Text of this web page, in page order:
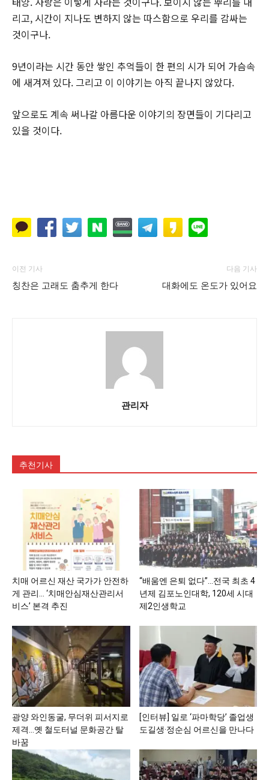
리고, 시간이 지나도 변하지 않는 따스함으로 우리를 감싸는
것이구나.
9년이라는 시간 동안 쌓인 추억들이 한 편의 시가 되어 가슴속
에 새겨져 있다. 그리고 이 이야기는 아직 끝나지 않았다.
앞으로도 계속 써나갈 아름다운 이야기의 장면들이 기다리고
있을 것이다.
이전 기사
칭찬은 고래도 춤추게 한다
다음 기사
대화에도 온도가 있어요
관리자
추천기사
치매 어르신 재산 국가가 안전하
게 관리… ‘치매안심재산관리서
비스’ 본격 추진
“배움엔 은퇴 없다”…전국 최초 4
년제 김포노인대학, 120세 시대
제2인생학교
광양 와인동굴, 무더위 피서지로
제격…옛 철도터널 문화공간 탈
바꿈
[인터뷰] 일로 ‘파마학당’ 졸업생
도길생·정순심 어르신을 만나다